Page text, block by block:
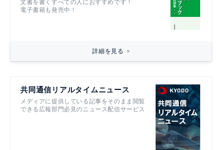
文書を書くすべての人におすすめです！
電子書籍も発売中！
詳細を見る
共同通信リアルタイムニュース
メディアに提供している記事をそのまま閲覧
できる広報部門必見のニュース配信サービス